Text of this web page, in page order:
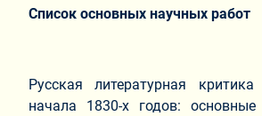
Список основных научных работ
Русская литературная
начала 1830-х годов: